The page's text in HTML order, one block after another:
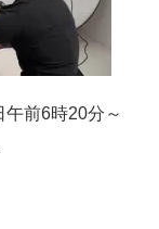
前6時20分～